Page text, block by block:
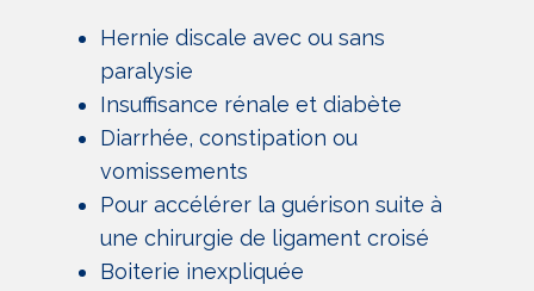
Hernie discale avec ou sans
paralysie
Insuffisance rénale et diabète
Diarrhée, constipation ou
vomissements
Pour accélérer la guérison suite à
une chirurgie de ligament croisé
Boiterie inexpliquée